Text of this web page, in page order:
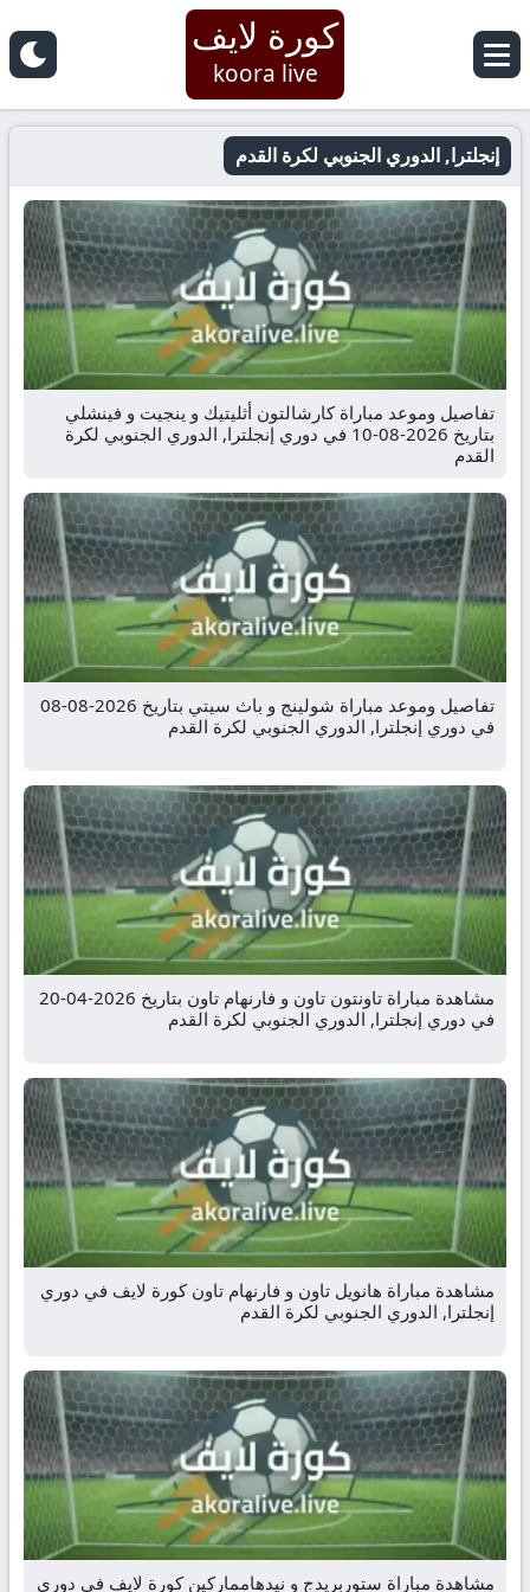
كورة لايف
koora live
إنجلترا, الدوري الجنوبي لكرة القدم
تفاصيل وموعد مباراة كارشالتون أثليتيك و ينجيت و فينشلي
بتاريخ 2026-08-10 في دوري إنجلترا, الدوري الجنوبي لكرة
القدم
تفاصيل وموعد مباراة شولينج و باث سيتي بتاريخ 2026-08-08
في دوري إنجلترا, الدوري الجنوبي لكرة القدم
مشاهدة مباراة تاونتون تاون و فارنهام تاون بتاريخ 2026-04-20
في دوري إنجلترا, الدوري الجنوبي لكرة القدم
مشاهدة مباراة هانويل تاون و فارنهام تاون كورة لايف في دوري
إنجلترا, الدوري الجنوبي لكرة القدم
مشاهدة مباراة ستوربريدج و نيدهامماركين كورة لايف في دوري